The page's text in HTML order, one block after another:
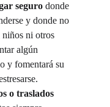
seguro donde
y donde no
niños ni otros
algún
y fomentará su
o traslados